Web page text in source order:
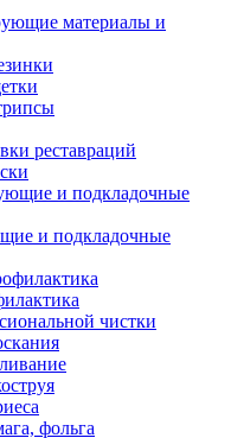
материалы и
реставраций
и подкладочные
чистки